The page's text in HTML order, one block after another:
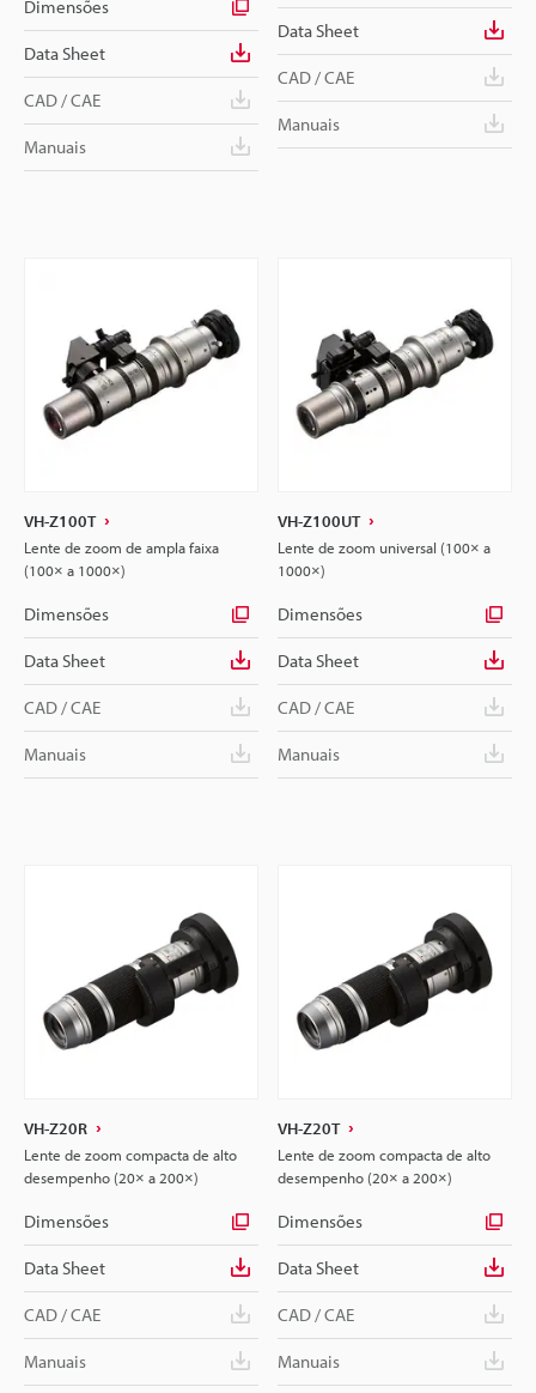
Dimensões
Data Sheet
CAD / CAE
Manuais
Data Sheet
CAD / CAE
Manuais
VH-Z100T
Lente de zoom de ampla faixa
(100× a 1000×)
Dimensões
Data Sheet
CAD / CAE
Manuais
VH-Z100UT
Lente de zoom universal (100× a
1000×)
Dimensões
Data Sheet
CAD / CAE
Manuais
VH-Z20R
Lente de zoom compacta de alto
desempenho (20× a 200×)
Dimensões
Data Sheet
CAD / CAE
Manuais
VH-Z20T
Lente de zoom compacta de alto
desempenho (20× a 200×)
Dimensões
Data Sheet
CAD / CAE
Manuais